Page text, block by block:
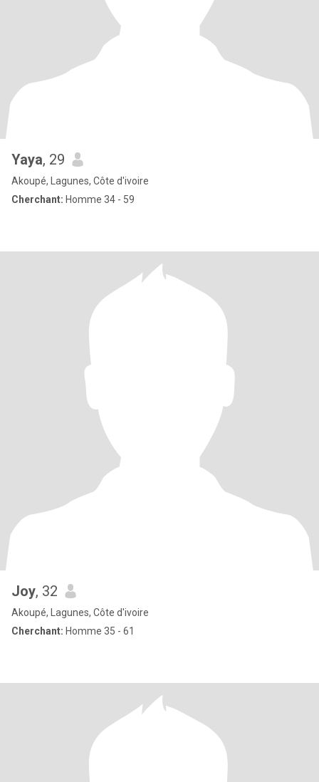
Yaya, 29
Akoupé, Lagunes, Côte d'ivoire
Cherchant: Homme 34 - 59
Joy, 32
Akoupé, Lagunes, Côte d'ivoire
Cherchant: Homme 35 - 61